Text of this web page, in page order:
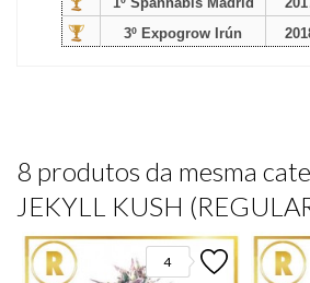
3º Expogrow Irún
8 produtos da mesma
JEKYLL KUSH
4